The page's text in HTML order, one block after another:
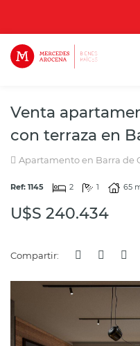
Venta
con terraza en
Apartamento en Barra de
Ref: 1145 2 1 65
U$S 240.434
Compartir: